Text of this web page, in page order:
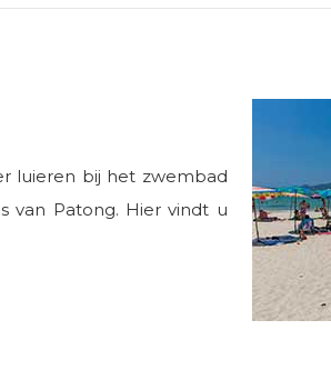
luieren bij het zwembad
van Patong. Hier vindt u